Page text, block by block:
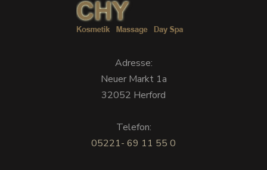
Adresse:
Neuer Markt 1a
32052 Herford
Telefon:
05221- 69 11 55 0